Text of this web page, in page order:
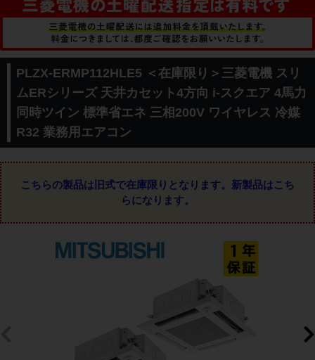
PLZX-ERMP112HLE5 ＜在庫限り＞三菱電機 スリ
ムERシリーズ 天井カセット4方向 i-スクエア 4馬力
同時ツイン 標準省エネ 三相200V ワイヤレス 冷媒
R32 業務用エアコン
こちらの製品は旧式で在庫限りとなります。 新製品はこち
らになります。